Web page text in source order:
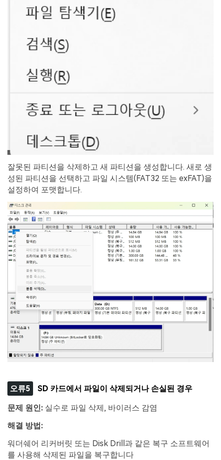
잘못된 파티션을 삭제하고 새 파티션을 생성합니다. 새로 생
성된 파티션을 선택하고 파일 시스템(FAT32 또는 exFAT)을
설정하여 포맷합니다.
오류5 SD 카드에서 파일이 삭제되거나 손실된 경우
문제 원인: 실수로 파일 삭제, 바이러스 감염
해결 방법:
워더쉐어 리커버릿 또는 Disk Drill과 같은 복구 소프트웨어
를 사용해 삭제된 파일을 복구합니다